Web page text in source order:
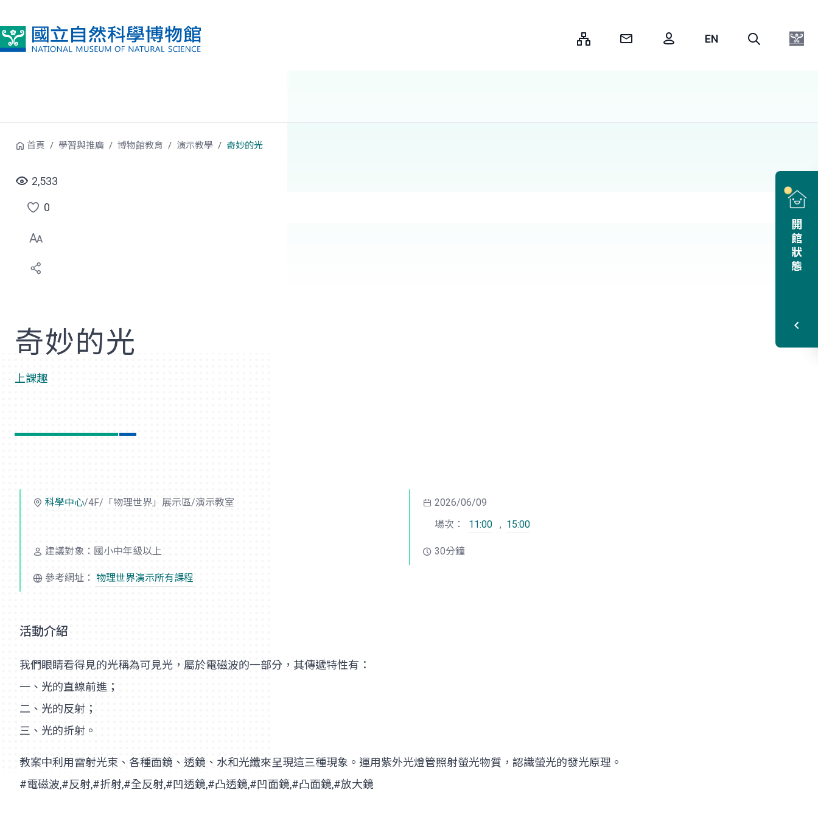
開館狀態
首頁 學習與推廣 博物館教育 演示教學 奇妙的光
2,533
點
選
喜
0
奇妙的光
上課趣
科學中心/4F/「物理世界」展示區/演示教室
2026/06/09
場次：
11:00 , 15:00
建議對象：國小中年級以上 30分鐘
參考網址： 物理世界演示所有課程
活動介紹
我們眼睛看得見的光稱為可見光，屬於電磁波的一部分，其傳遞特性有：
一、光的直線前進；
二、光的反射；
三、光的折射。
教案中利用雷射光束、各種面鏡、透鏡、水和光纖來呈現這三種現象。運用紫外光燈管照射螢光物質，認識螢光的發光原理。
#電磁波,#反射,#折射,#全反射,#凹透鏡,#凸透鏡,#凹面鏡,#凸面鏡,#放大鏡